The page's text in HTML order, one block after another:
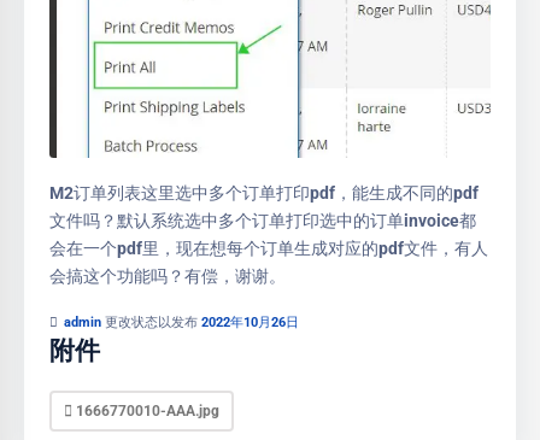
M2订单列表这里选中多个订单打印pdf，能生成不同的pdf
文件吗？默认系统选中多个订单打印选中的订单invoice都
会在一个pdf里，现在想每个订单生成对应的pdf文件，有人
会搞这个功能吗？有偿，谢谢。
admin 更改状态以发布 2022年10月26日
附件
1666770010-AAA.jpg